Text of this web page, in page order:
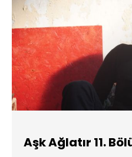
Aşk Ağlatır 11.